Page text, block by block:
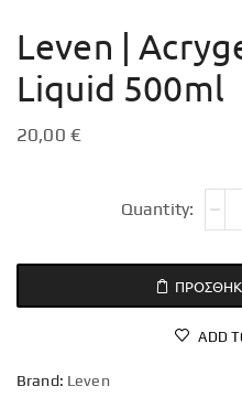
Leven |
Liquid 500ml
20,00 €
ADD
Brand: Leven